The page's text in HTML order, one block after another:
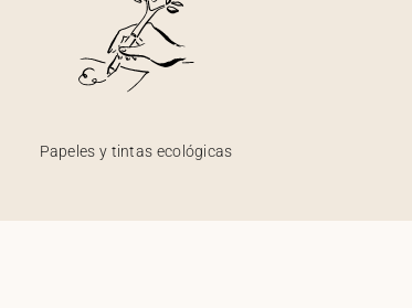
Papeles y tintas ecológicas